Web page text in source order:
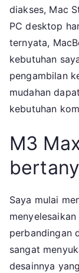
diakses, Mac
PC desktop
ternyata,
kebutuhan
pengambilan
mudahan
kebutuhan
M3
Saya mulai
perbandingan
sangat
desainnya